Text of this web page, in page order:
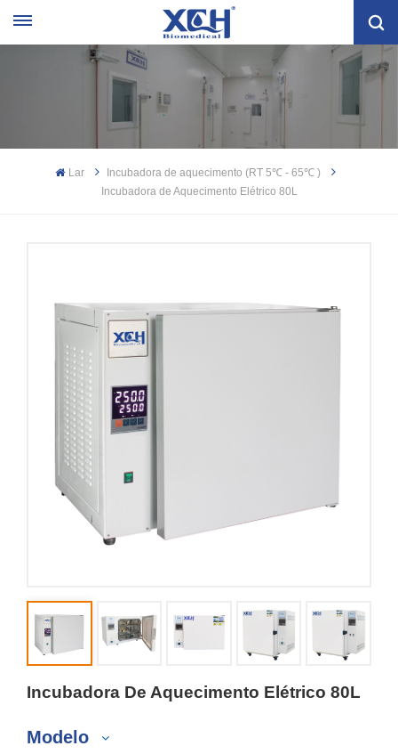
Lar
Incubadora de aquecimento (RT 5℃ - 65℃ )
Incubadora de Aquecimento Elétrico 80L
Incubadora De Aquecimento Elétrico 80L
Modelo